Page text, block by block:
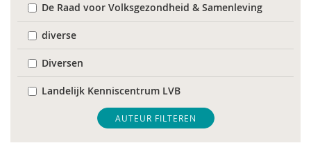
De Raad voor Volksgezondheid & Samenleving
diverse
Diversen
Landelijk Kenniscentrum LVB
Mariëlle Bruning
Mentale gezondheidsnetwerken
AUTEUR FILTEREN